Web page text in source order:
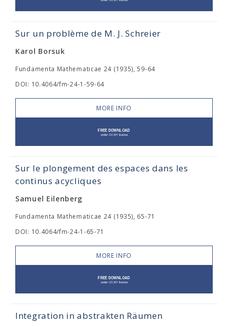
Sur un problème de M. J. Schreier
Karol Borsuk
Fundamenta Mathematicae 24 (1935), 59-64
DOI: 10.4064/fm-24-1-59-64
MORE INFO
Sur le plongement des espaces dans les
continus acycliques
Samuel Eilenberg
Fundamenta Mathematicae 24 (1935), 65-71
DOI: 10.4064/fm-24-1-65-71
MORE INFO
Integration in abstrakten Räumen